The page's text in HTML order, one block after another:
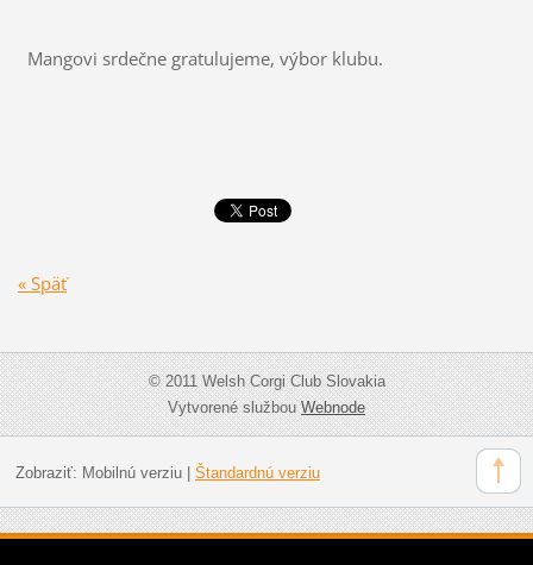
Mangovi srdečne gratulujeme, výbor klubu.
« Späť
© 2011 Welsh Corgi Club Slovakia
Vytvorené službouWebnode
Zobraziť: Mobilnú verziu| Štandardnú verziu